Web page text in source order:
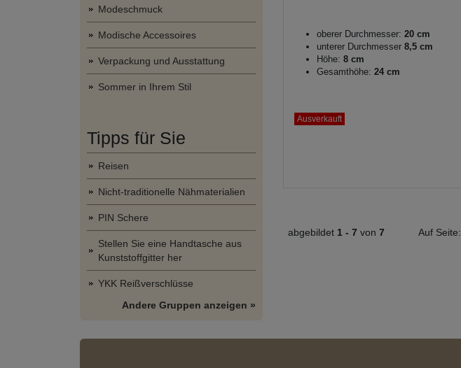
Modeschmuck
Modische Accessoires
Verpackung und Ausstattung
Sommer in Ihrem Stil
Tipps für Sie
Reisen
Nicht-traditionelle Nähmaterialien
PIN Schere
Stellen Sie eine Handtasche aus
Kunststoffgitter her
YKK Reißverschlüsse
Andere Gruppen anzeigen »
oberer Durchmesser: 20 cm
unterer Durchmesser 8,5 cm
Höhe: 8 cm
Gesamthöhe: 24 cm
Ausverkauft
abgebildet 1 - 7 von 7 Auf Seite: